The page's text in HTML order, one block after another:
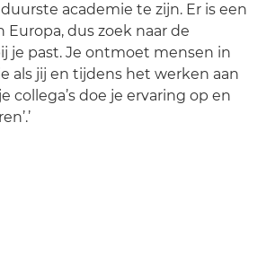
academie te zijn. Er is een
Europa, dus zoek naar de
je past. Je ontmoet mensen in
als jij en tijdens het werken aan
collega’s doe je ervaring op en